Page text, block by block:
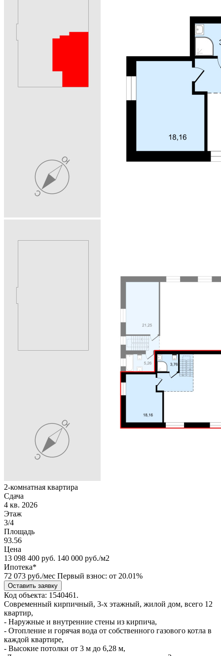
2-комнатная квартира
Сдача
4 кв. 2026
Этаж
3/4
Площадь
93.56
Цена
13 098 400 руб. 140 000 руб./м2
Ипотека*
72 073 руб./мес Первый взнос: от 20.01%
Оставить заявку
Код объекта: 1540461.
Современный кирпичный, 3-х этажный, жилой дом, всего 12
квартир,
- Наружные и внутренние стены из кирпича,
- Отопление и горячая вода от собственного газового котла в
каждой квартире,
- Высокие потолки от 3 м до 6,28 м,